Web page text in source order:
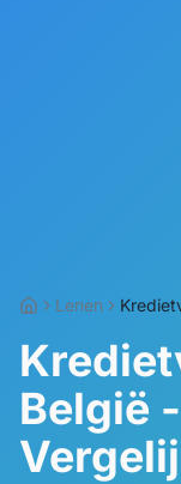
Lenen
België